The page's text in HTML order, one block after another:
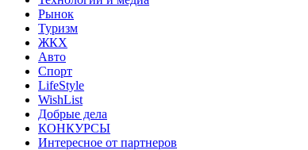
Рынок
Туризм
ЖКХ
Авто
Спорт
LifeStyle
WishList
Добрые дела
КОНКУРСЫ
Интересное от партнеров